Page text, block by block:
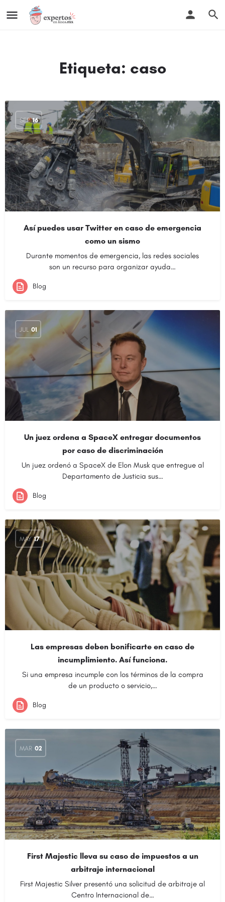
Etiqueta: caso
SEP 16
Así puedes usar Twitter en caso de emergencia
como un sismo
Durante momentos de emergencia, las redes sociales
son un recurso para organizar ayuda…
Blog
JUL 01
Un juez ordena a SpaceX entregar documentos
por caso de discriminación
Un juez ordenó a SpaceX de Elon Musk que entregue al
Departamento de Justicia sus…
Blog
MAY 17
Las empresas deben bonificarte en caso de
incumplimiento. Así funciona.
Si una empresa incumple con los términos de la compra
de un producto o servicio,…
Blog
MAR 02
First Majestic lleva su caso de impuestos a un
arbitraje internacional
First Majestic Silver presentó una solicitud de arbitraje al
Centro Internacional de…